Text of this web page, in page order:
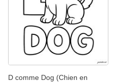
D comme Dog (Chien en